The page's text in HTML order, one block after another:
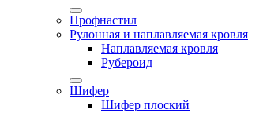
Профнастил
Рулонная и наплавляемая кровля
Наплавляемая кровля
Рубероид
Шифер
Шифер плоский